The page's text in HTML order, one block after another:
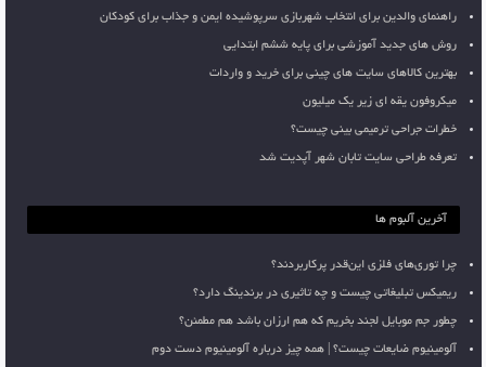
راهنمای والدین برای انتخاب شهربازی سرپوشیده ایمن و جذاب برای کودکان
روش های جدید آموزشی برای پایه ششم ابتدایی
بهترین کالاهای سایت های چینی برای خرید و واردات
میکروفون یقه ای زیر یک میلیون
خطرات جراحی ترمیمی بینی چیست؟
تعرفه طراحی سایت تابان شهر آپدیت شد
آخرین آلبوم ها
چرا توری‌های فلزی این‌قدر پرکاربردند؟
ریمیکس تبلیغاتی چیست و چه تاثیری در برندینگ دارد؟
چطور جم موبایل لجند بخریم که هم ارزان باشد هم مطمئن؟
آلومینیوم ضایعات چیست؟ | همه چیز درباره آلومینیوم دست دوم